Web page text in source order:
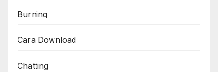
Burning
Cara Download
Chatting